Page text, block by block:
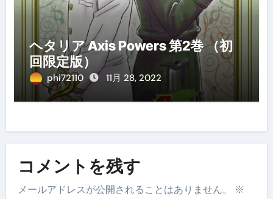
ヘタリア Axis Powers 第2巻 （初
回限定版）
phi72110 11月 28, 2022
コメントを残す
メールアドレスが公開されることはありません。
※